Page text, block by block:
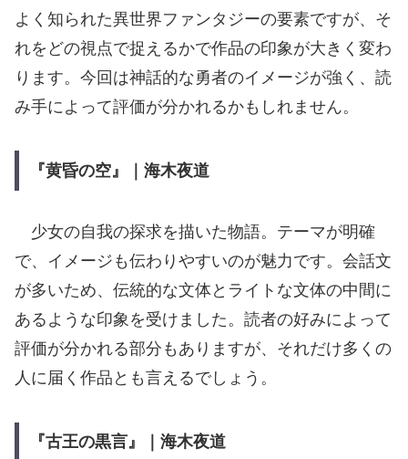
よく知られた異世界ファンタジーの要素ですが、そ
れをどの視点で捉えるかで作品の印象が大きく変わ
ります。今回は神話的な勇者のイメージが強く、読
み手によって評価が分かれるかもしれません。
『黄昏の空』｜海木夜道
少女の自我の探求を描いた物語。テーマが明確
で、イメージも伝わりやすいのが魅力です。会話文
が多いため、伝統的な文体とライトな文体の中間に
あるような印象を受けました。読者の好みによって
評価が分かれる部分もありますが、それだけ多くの
人に届く作品とも言えるでしょう。
『古王の黒言』｜海木夜道